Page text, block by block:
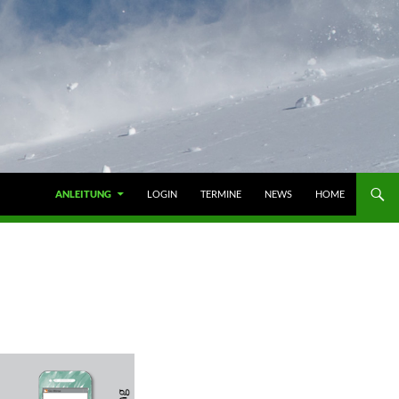
ANLEITUNG
LOGIN TERMINE NEWS HOME